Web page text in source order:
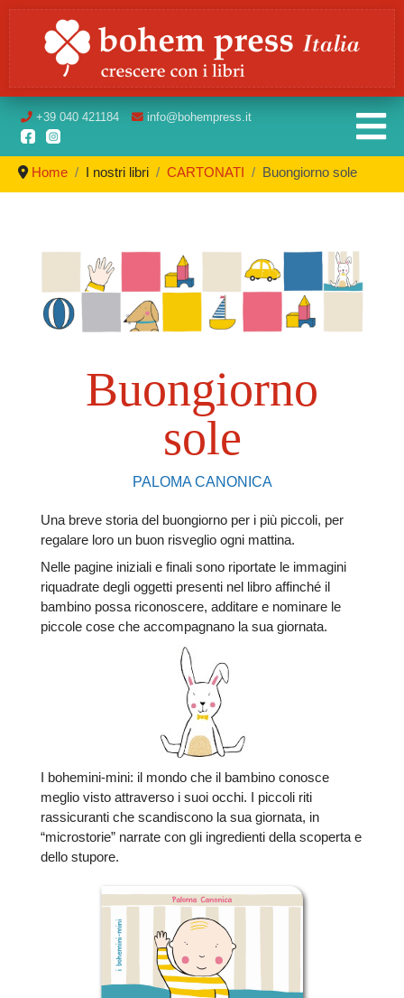
+39 040 421184 info@bohempress.it
Home I nostri libri CARTONATI Buongiorno sole
Buongiorno
sole
PALOMA CANONICA
Una breve storia del buongiorno per i più piccoli, per
regalare loro un buon risveglio ogni mattina.
Nelle pagine iniziali e finali sono riportate le immagini
riquadrate degli oggetti presenti nel libro affinché il
bambino possa riconoscere, additare e nominare le
piccole cose che accompagnano la sua giornata.
I bohemini-mini: il mondo che il bambino conosce
meglio visto attraverso i suoi occhi. I piccoli riti
rassicuranti che scandiscono la sua giornata, in
“microstorie” narrate con gli ingredienti della scoperta e
dello stupore.